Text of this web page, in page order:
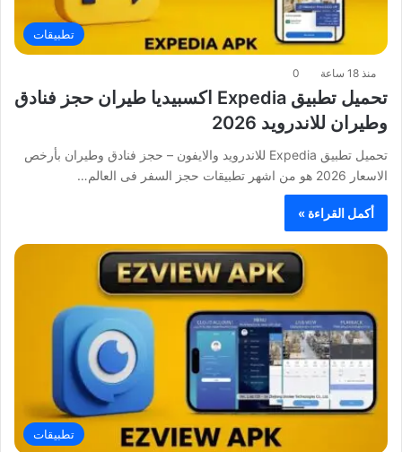
تطبيقات
منذ 18 ساعة 0
تحميل تطبيق Expedia اكسبيديا طيران حجز فنادق
وطيران للاندرويد 2026
تحميل تطبيق Expedia للاندرويد والايفون – حجز فنادق وطيران بأرخص
الاسعار 2026 هو من اشهر تطبيقات حجز السفر فى العالم…
أكمل القراءة »
تطبيقات